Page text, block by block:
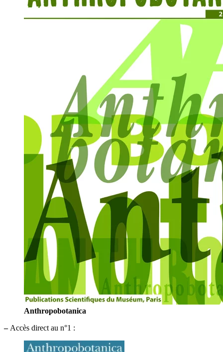
Anthropobotanica
–Accès direct au n°1 :